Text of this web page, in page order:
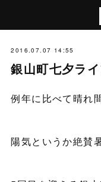
2016.07.07 14:55
銀山町七夕ラ
例年に比べて晴れ
陽気というか絶賛